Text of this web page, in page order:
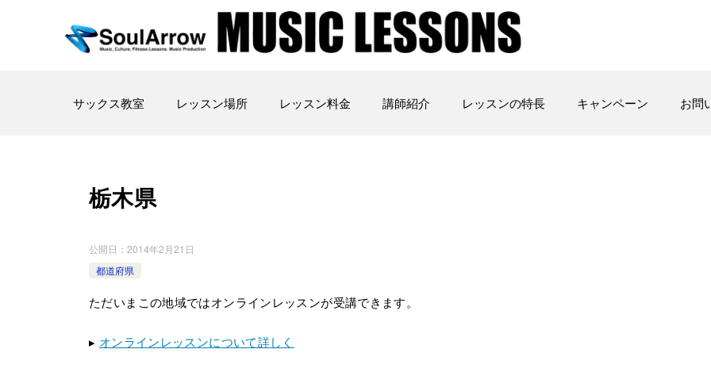
サックス教室 レッスン場所 レッスン料金 講師紹介 レッスンの特長 キャンペーン お問
栃木県
公開日： 2014年2月21日
都道府県
ただいまこの地域ではオンラインレッスンが受講できます。
▸ オンラインレッスンについて詳しく